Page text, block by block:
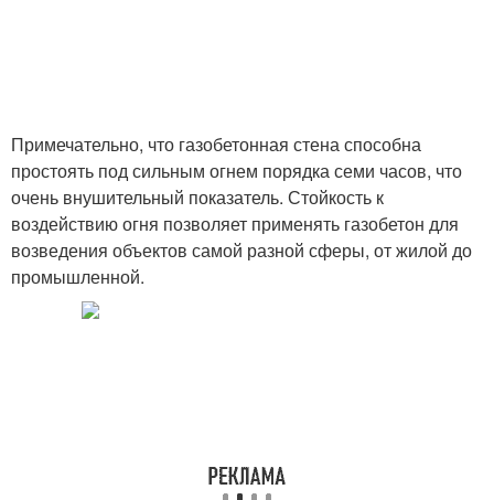
Примечательно, что газобетонная стена способна
простоять под сильным огнем порядка семи часов, что
очень внушительный показатель. Стойкость к
воздействию огня позволяет применять газобетон для
возведения объектов самой разной сферы, от жилой до
промышленной.